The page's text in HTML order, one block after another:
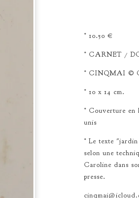
° 10.50 €
° CARNET /
° CINQMAI ©
° 10 x 14 cm.
° Couverture en
unis
° Le texte
selon une
Caroline dans
presse.